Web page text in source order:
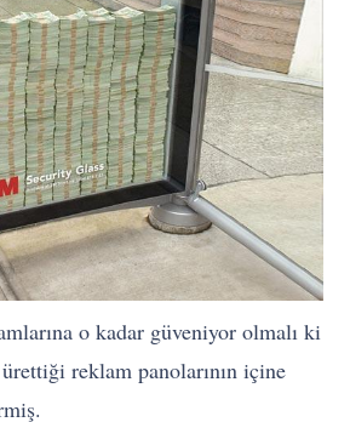
o kadar güveniyor olmalı ki
reklam panolarının içine